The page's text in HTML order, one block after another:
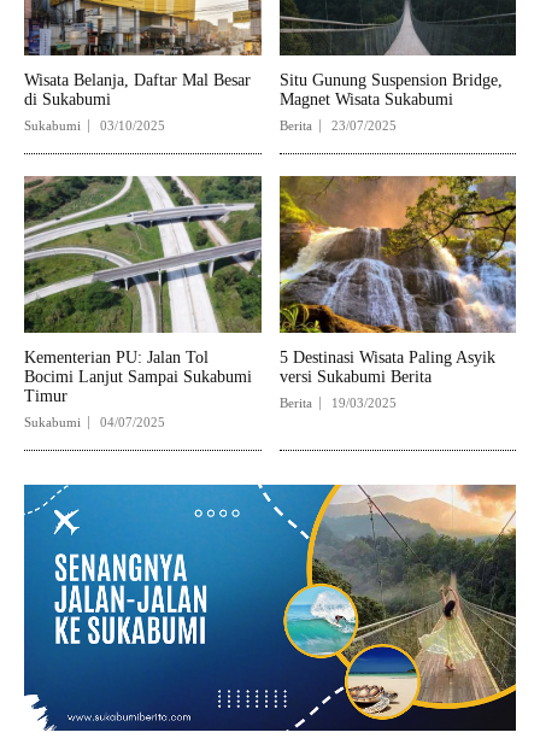
Wisata Belanja, Daftar Mal Besar
di Sukabumi
Sukabumi 03/10/2025
Situ Gunung Suspension Bridge,
Magnet Wisata Sukabumi
Berita 23/07/2025
Kementerian PU: Jalan Tol
Bocimi Lanjut Sampai Sukabumi
Timur
Sukabumi 04/07/2025
5 Destinasi Wisata Paling Asyik
versi Sukabumi Berita
Berita 19/03/2025